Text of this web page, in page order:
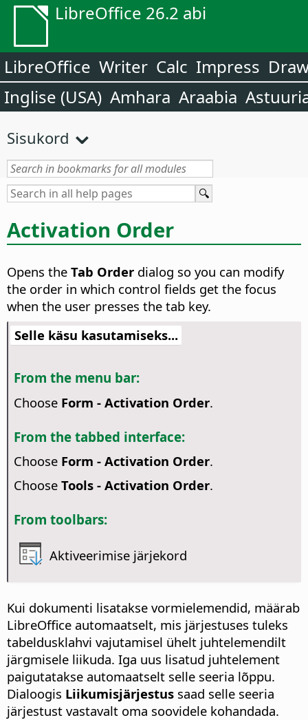
LibreOffice 26.2 abi
LibreOffice Writer Calc Impress
Inglise (USA) Amhara Araabia
Sisukord
Activation Order
Opens the Tab Order dialog so you can modify
the order in which control fields get the focus
when the user presses the tab key.
Selle käsu kasutamiseks...
From the menu bar:
Choose Form - Activation Order.
From the tabbed interface:
Choose Form - Activation Order.
Choose Tools - Activation Order.
From toolbars:
Aktiveerimise järjekord
Kui dokumenti lisatakse vormielemendid, määrab
LibreOffice automaatselt, mis järjestuses tuleks
tabeldusklahvi vajutamisel ühelt juhtelemendilt
järgmisele liikuda. Iga uus lisatud juhtelement
paigutatakse automaatselt selle seeria lõppu.
Dialoogis Liikumisjärjestus saad selle seeria
järjestust vastavalt oma soovidele kohandada.